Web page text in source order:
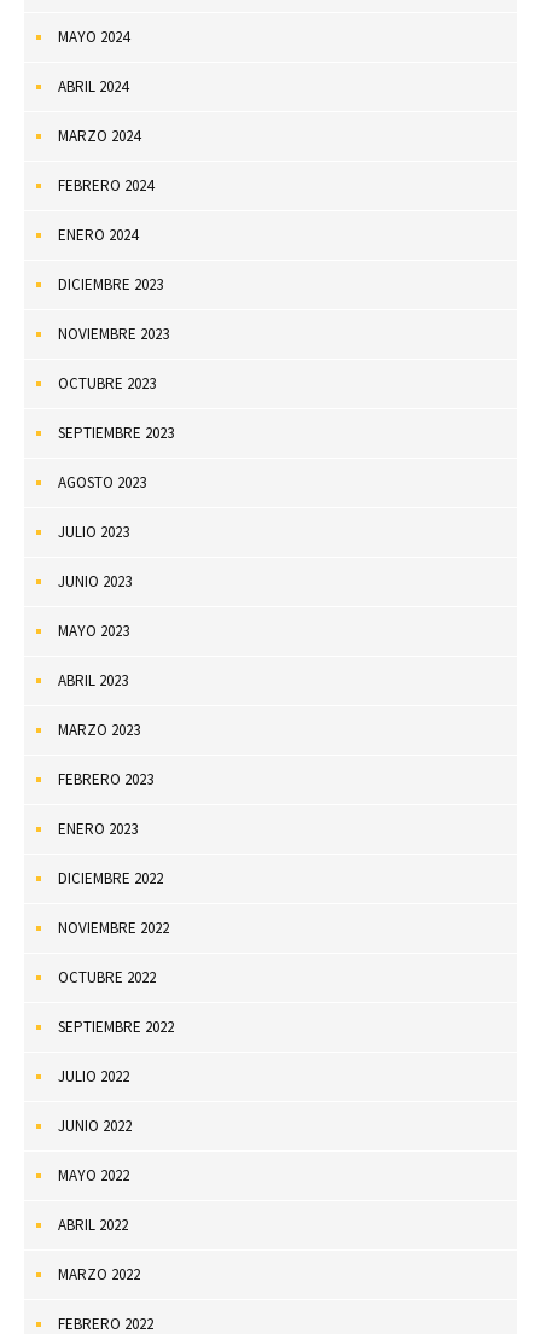
MAYO 2024
ABRIL 2024
MARZO 2024
FEBRERO 2024
ENERO 2024
DICIEMBRE 2023
NOVIEMBRE 2023
OCTUBRE 2023
SEPTIEMBRE 2023
AGOSTO 2023
JULIO 2023
JUNIO 2023
MAYO 2023
ABRIL 2023
MARZO 2023
FEBRERO 2023
ENERO 2023
DICIEMBRE 2022
NOVIEMBRE 2022
OCTUBRE 2022
SEPTIEMBRE 2022
JULIO 2022
JUNIO 2022
MAYO 2022
ABRIL 2022
MARZO 2022
FEBRERO 2022